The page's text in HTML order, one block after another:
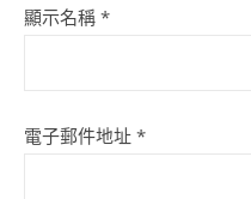
顯示名稱 *
電子郵件地址 *